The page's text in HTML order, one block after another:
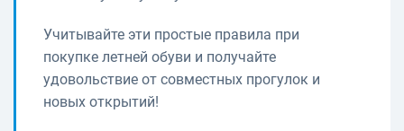
Учитывайте эти простые правила при
покупке летней обуви и получайте
удовольствие от совместных прогулок и
новых открытий!